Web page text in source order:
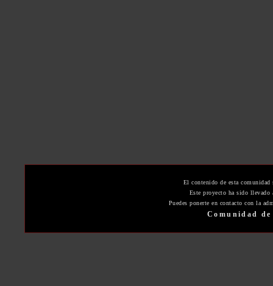
El contenido de esta
Este proyecto ha sido
Puedes ponerte en contacto con la
Comunidad